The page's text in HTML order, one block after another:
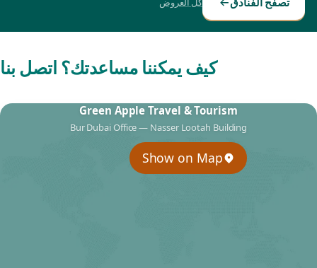
كيف يمكننا مساعدتك؟ اتصل بنا
Green Apple Travel & Tourism
Bur Dubai Office — Nasser Lootah Building
Show on Map